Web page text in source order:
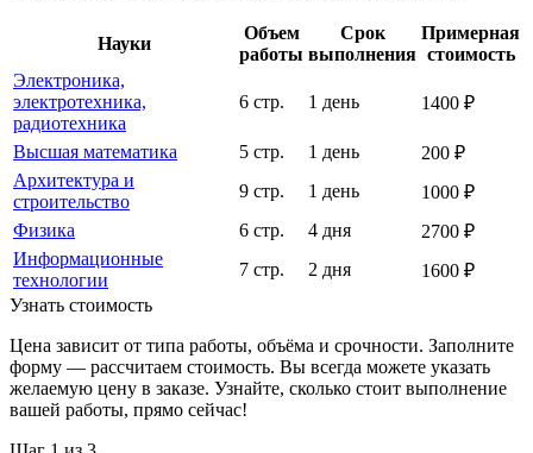
Науки
Объем
работы
Срок
выполнения
Примерная
стоимость
Электроника,
электротехника,
радиотехника
6 стр. 1 день 1400 ₽
Высшая математика 5 стр. 1 день
200 ₽
Архитектура и
строительство
9 стр. 1 день
1000 ₽
Физика
6 стр. 4 дня
2700 ₽
Информационные
технологии
7 стр. 2 дня
1600 ₽
Узнать стоимость
Цена зависит от типа работы, объёма и срочности. Заполните
форму — рассчитаем стоимость. Вы всегда можете указать
желаемую цену в заказе. Узнайте, сколько стоит выполнение
вашей работы, прямо сейчас!